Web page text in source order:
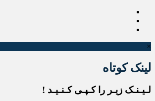
×
لینک کوتاه
لـیـنـک زیـر را کـپـی کـنـیـد !